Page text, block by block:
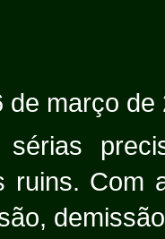
de março de
sérias
ruins. Com